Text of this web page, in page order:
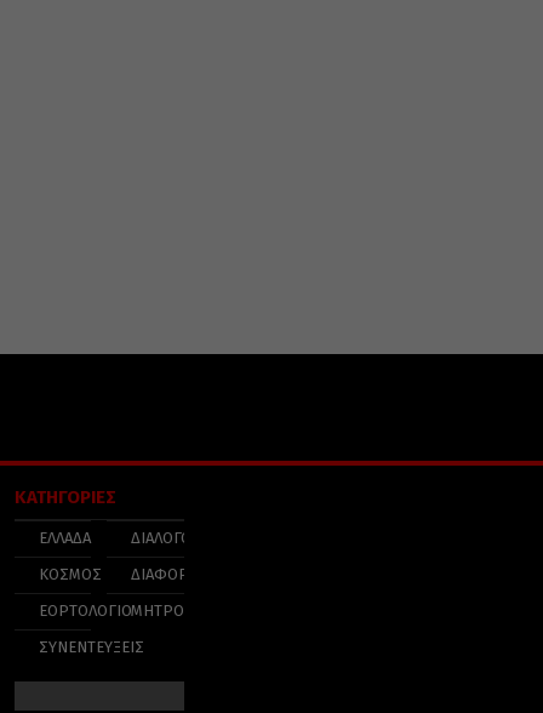
ΚΑΤΗΓΟΡΙΕΣ
ΕΛΛΑΔΑ
ΚΟΣΜΟΣ
ΕΟΡΤΟΛΟΓΙΟ
ΣΥΝΕΝΤΕΥΞΕΙΣ
ΔΙΑΛΟΓΟΣ
ΔΙΑΦΟΡΑ
ΜΗΤΡΟΠΟΛΕΙΣ